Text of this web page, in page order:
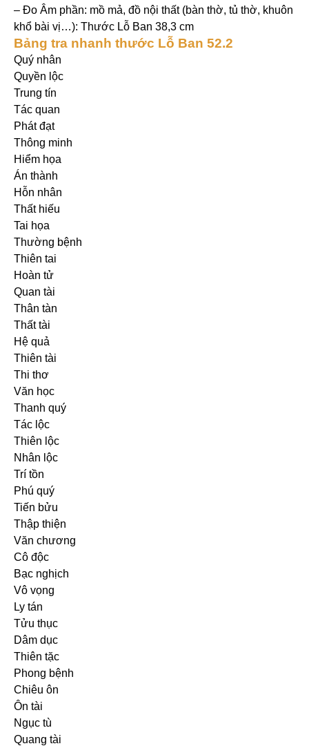
– Đo Âm phần: mồ mả, đồ nội thất (bàn thờ, tủ thờ, khuôn
khổ bài vị…): Thước Lỗ Ban 38,3 cm
Bảng tra nhanh thước Lỗ Ban 52.2
Quý nhân
Quyền lộc
Trung tín
Tác quan
Phát đạt
Thông minh
Hiểm họa
Án thành
Hỗn nhân
Thất hiếu
Tai họa
Thường bệnh
Thiên tai
Hoàn tử
Quan tài
Thân tàn
Thất tài
Hệ quả
Thiên tài
Thi thơ
Văn học
Thanh quý
Tác lộc
Thiên lộc
Nhân lộc
Trí tồn
Phú quý
Tiến bửu
Thập thiện
Văn chương
Cô độc
Bạc nghịch
Vô vọng
Ly tán
Tửu thục
Dâm dục
Thiên tặc
Phong bệnh
Chiêu ôn
Ôn tài
Ngục tù
Quang tài